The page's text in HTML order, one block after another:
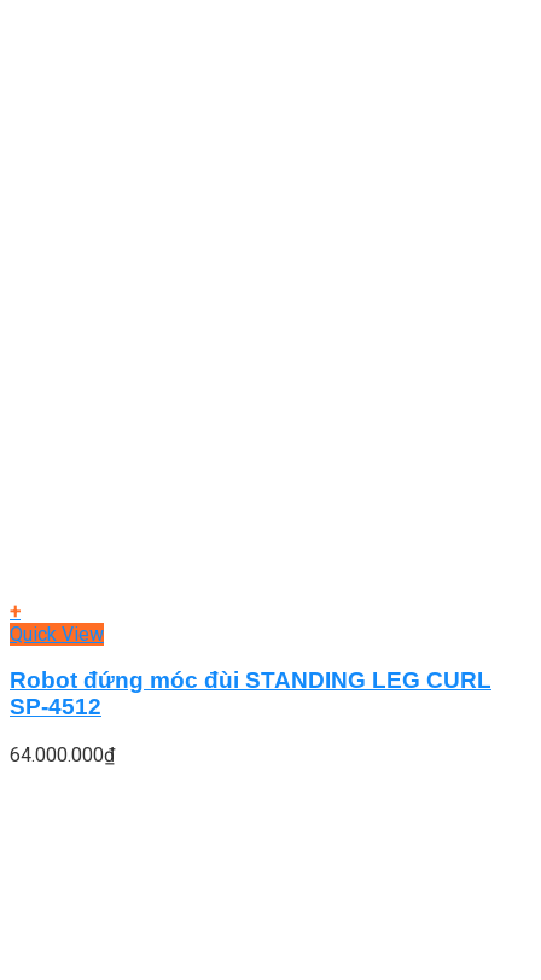
+
Quick View
Robot đứng móc đùi STANDING LEG CURL
SP-4512
64.000.000₫